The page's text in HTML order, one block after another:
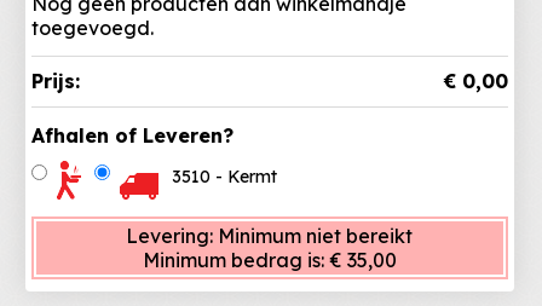
toegevoegd.
Prijs: € 0,00
Afhalen of Leveren?
3510 - Kermt
Levering: Minimum niet bereikt
Minimum bedrag is: € 35,00